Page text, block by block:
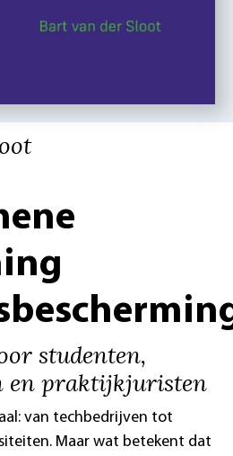
studenten,
en praktijkjuristen
van techbedrijven tot
Maar wat betekent dat